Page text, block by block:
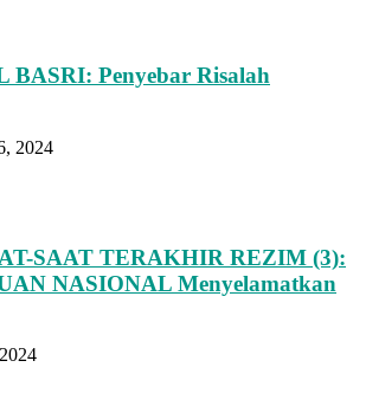
BASRI: Penyebar Risalah
2024
SAAT TERAKHIR REZIM (3):
NASIONAL Menyelamatkan